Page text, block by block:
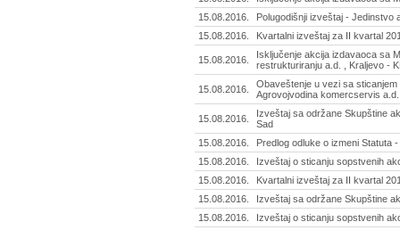
15.08.2016.
Polugodišnji izveštaj - Jedinstvo
15.08.2016.
Kvartalni izveštaj za II kvartal
15.08.2016.
Isključenje akcija izdavaoca sa
restrukturiranju a.d. , Kraljevo -
15.08.2016.
Obaveštenje u vezi sa
Agrovojvodina komercservis
15.08.2016.
Izveštaj sa održane Skupštine
Sad
15.08.2016.
Predlog odluke o izmeni Statuta
15.08.2016.
Izveštaj o sticanju sopstvenih
15.08.2016.
Kvartalni izveštaj za II kvartal
15.08.2016.
Izveštaj sa održane Skupštine
15.08.2016.
Izveštaj o sticanju sopstvenih